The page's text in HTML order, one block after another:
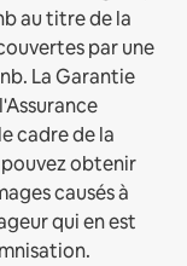
au titre de la
par une
La Garantie
cadre de la
obtenir
causés à
qui en est